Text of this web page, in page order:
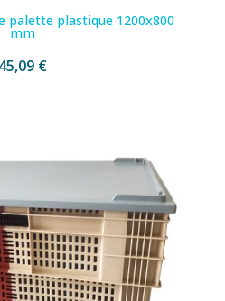
palette plastique 1200x800
mm
45,09 €